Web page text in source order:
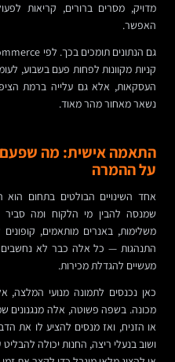
מדויק, מסרים ברורים, קריאות
האפשר.
העסקאות, אלא גם עלייה ברמת
נשאר מאחור מהר מאוד.
התאמה אישית: מה שפעם
על ההמרה
אחד השינויים הבולטים בתחום
שמנסה להבין מי הלקוח ומה סביר
משלימות, באנרים מותאמים,
התנהגות — כל אלה כבר לא
מעשיים להגדלת מכירות.
כאן נכנסים לתמונה מנועי המלצה,
מכונה. בשפה פשוטה, אלה
או הזניח, ואז מנסים להציע לו את
ושוב בנעלי ריצה, החנות יכולה